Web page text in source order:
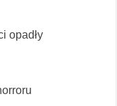
opadły